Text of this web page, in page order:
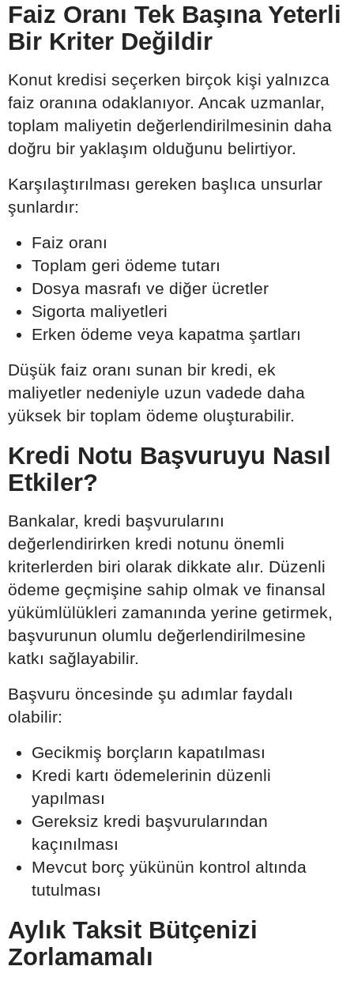
Faiz Oranı Tek Başına Yeterli
Bir Kriter Değildir
Konut kredisi seçerken birçok kişi yalnızca
faiz oranına odaklanıyor. Ancak uzmanlar,
toplam maliyetin değerlendirilmesinin daha
doğru bir yaklaşım olduğunu belirtiyor.
Karşılaştırılması gereken başlıca unsurlar
şunlardır:
Faiz oranı
Toplam geri ödeme tutarı
Dosya masrafı ve diğer ücretler
Sigorta maliyetleri
Erken ödeme veya kapatma şartları
Düşük faiz oranı sunan bir kredi, ek
maliyetler nedeniyle uzun vadede daha
yüksek bir toplam ödeme oluşturabilir.
Kredi Notu Başvuruyu Nasıl
Etkiler?
Bankalar, kredi başvurularını
değerlendirirken kredi notunu önemli
kriterlerden biri olarak dikkate alır. Düzenli
ödeme geçmişine sahip olmak ve finansal
yükümlülükleri zamanında yerine getirmek,
başvurunun olumlu değerlendirilmesine
katkı sağlayabilir.
Başvuru öncesinde şu adımlar faydalı
olabilir:
Gecikmiş borçların kapatılması
Kredi kartı ödemelerinin düzenli
yapılması
Gereksiz kredi başvurularından
kaçınılması
Mevcut borç yükünün kontrol altında
tutulması
Aylık Taksit Bütçenizi
Zorlamamalı